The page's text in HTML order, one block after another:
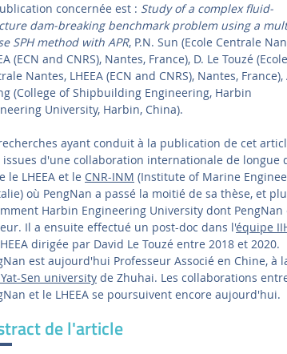
concernée est : Study of a complex fluid-
dam-breaking benchmark problem using a
SPH method with APR, P.N. Sun (Ecole Centrale
(ECN and CNRS), Nantes, France), D. Le Touzé (Ecole
Nantes, LHEEA (ECN and CNRS), Nantes, France),
(College of Shipbuilding Engineering, Harbin
University, Harbin, China).
ayant conduit à la publication de cet
issues d'une collaboration internationale de longue
le LHEEA et le CNR-INM (Institute of Marine
où PengNan a passé la moitié de sa thèse, et
Harbin Engineering University dont PengNan
Il a ensuite effectué un post-doc dans l'équipe
dirigée par David Le Touzé entre 2018 et 2020.
est aujourd'hui Professeur Associé en Chine, à
Sen university de Zhuhai. Les collaborations
et le LHEEA se poursuivent encore aujourd'hui.
de l'article